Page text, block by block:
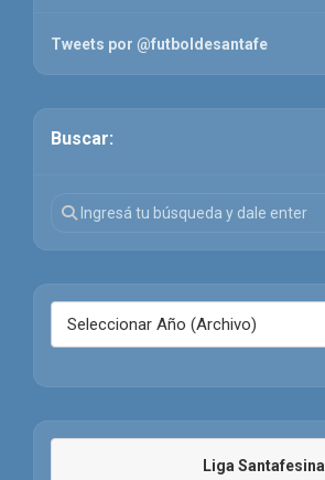
Tweets por @futboldesantafe
Buscar:
Liga Santafesina